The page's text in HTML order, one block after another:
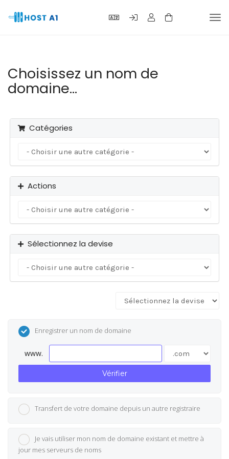
Choisissez un nom de
domaine...
Catégories
Actions
Sélectionnez la devise
Enregistrer un nom de domaine
www.
Vérifier
Transfert de votre domaine depuis un autre registraire
Je vais utiliser mon nom de domaine existant et mettre à
jour mes serveurs de noms